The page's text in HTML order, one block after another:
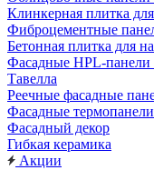
Клинкерная плитка
Фиброцементные
Бетонная плитка для
Фасадные HPL-панели
Тавелла
Реечные фасадные
Фасадные термопанели
Фасадный декор
Гибкая керамика
Акции